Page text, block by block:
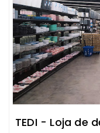
TEDI - Loja de